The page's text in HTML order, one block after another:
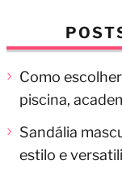
Como
piscina,
Sandália
estilo e